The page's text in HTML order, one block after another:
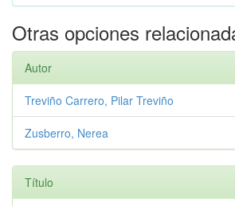
Otras opciones
Autor
Treviño Carrero, Pilar Treviño
Zusberro, Nerea
Título